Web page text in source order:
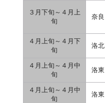
３月下旬～４月上
旬
奈良
４月上旬～４月下
旬
洛北
４月上旬～４月中
旬
洛東
４月上旬～４月中
旬
洛東